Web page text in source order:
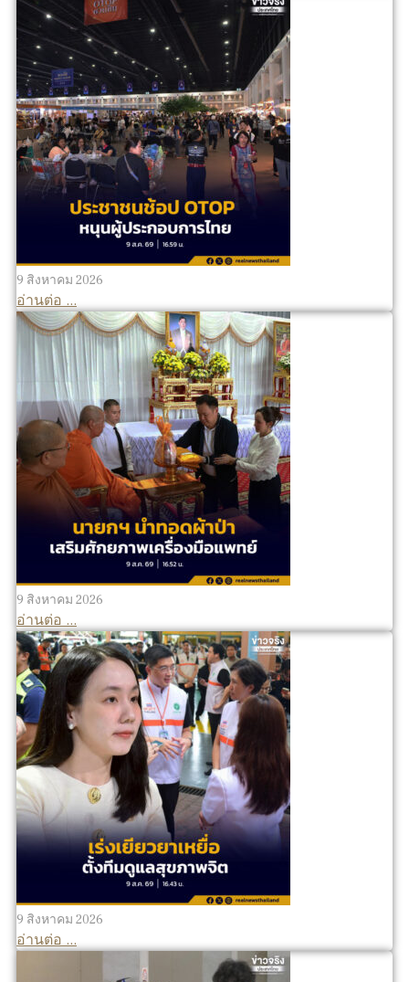
9 สิงหาคม 2026
อ่านต่อ ...
9 สิงหาคม 2026
อ่านต่อ ...
9 สิงหาคม 2026
อ่านต่อ ...